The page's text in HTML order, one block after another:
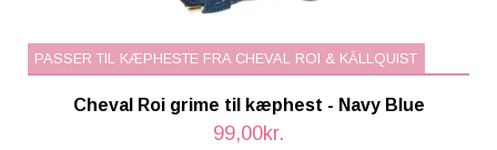
PASSER TIL KÆPHESTE FRA CHEVAL ROI & KÄLLQUIST
Cheval Roi grime til kæphest - Navy Blue
99,00kr.